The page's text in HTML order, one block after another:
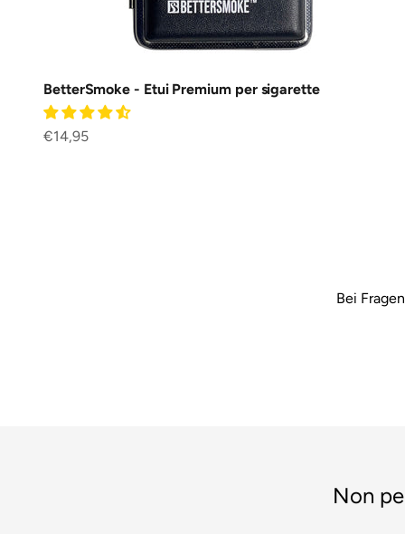
BetterSmoke - Etui Premium per sigarette
Prezzo scontato
€14,95
Bei
Non